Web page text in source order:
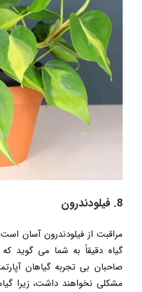
8. فیلودندرون
مراقبت از فیلودندرون آسان است
گیاه دقیقاً به شما می گوید
صاحبان بی تجربه گیاهان
مشکلی نخواهند داشت، زیرا